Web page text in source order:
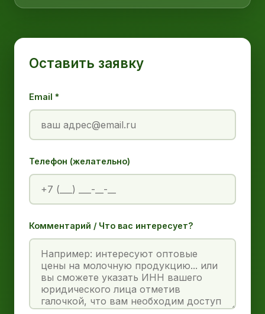
Оставить заявку
Email *
Телефон (желательно)
Комментарий / Что вас интересует?